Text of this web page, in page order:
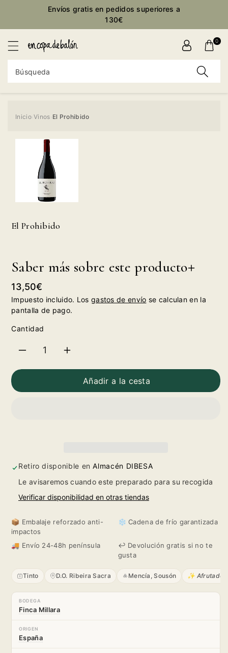
Envíos gratis en pedidos superiores a
130€
Búsqueda
0
Inicio›Vinos El Prohibido
producto
El Prohibido
Saber más sobre este producto
Precio
habitual
13,50€
Impuesto incluido. Los gastos de envío se calculan en la
pantalla de pago.
Cantidad
cantidad
Añadir a la cesta
Retiro disponible enAlmacén DIBESA
Le avisaremos cuando este preparado para su recogida
Verificar disponibilidad en otras tiendas
📦 Embalaje reforzado anti-
impactos
❄️ Cadena de frío garantizada
🚚 Envío 24-48h península
↩️ Devolución gratis si no te
gusta
Tinto D.O. Ribeira Sacra Mencía, Sousón ✨ Afrutados
BODEGA
Finca Millara
ORIGEN
España